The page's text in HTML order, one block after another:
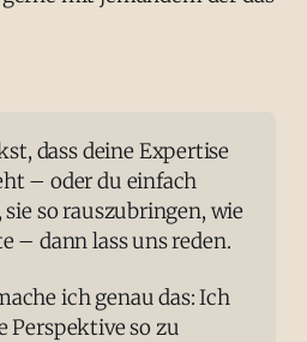
dass deine Expertise
– oder du einfach
so rauszubringen, wie
– dann lass uns reden.
ich genau das: Ich
Perspektive so zu